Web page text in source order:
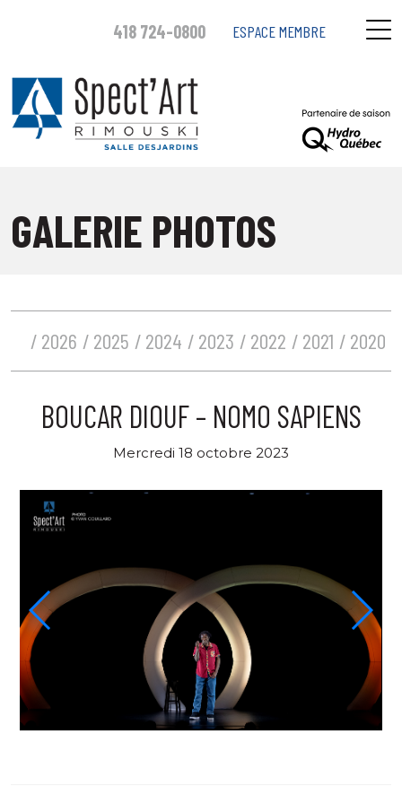
418 724-0800 ESPACE MEMBRE
GALERIE PHOTOS
2026 2025 2024 2023 2022 2021 2020
BOUCAR DIOUF – NOMO SAPIENS
Mercredi 18 octobre 2023